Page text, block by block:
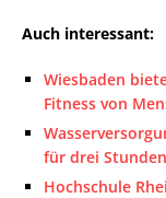
Auch interessant:
Wiesbaden
Fitness von
für drei
Hochschule